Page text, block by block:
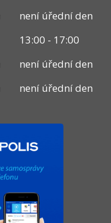
není úřední den
13:00 - 17:00
není úřední den
není úřední den